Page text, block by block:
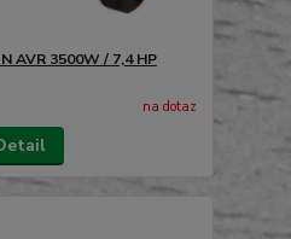
AVR 3500W / 7,4 HP
na dotaz